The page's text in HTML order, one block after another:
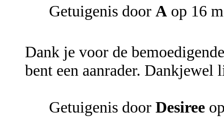
Getuigenis door A op 16
Dank je voor de
bent een aanrader.
Getuigenis door Desiree